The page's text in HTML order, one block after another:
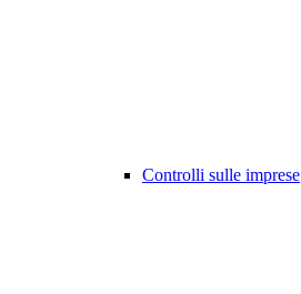
Controlli sulle imprese